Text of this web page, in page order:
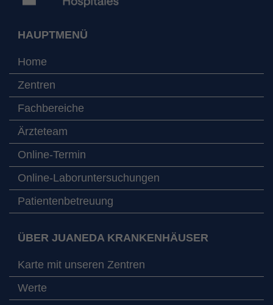
HAUPTMENÜ
Home
Zentren
Fachbereiche
Ärzteteam
Online-Termin
Online-Laboruntersuchungen
Patientenbetreuung
ÜBER JUANEDA KRANKENHÄUSER
Karte mit unseren Zentren
Werte